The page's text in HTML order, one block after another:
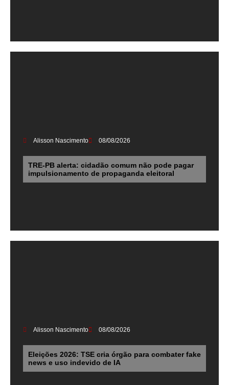
Alisson Nascimento 08/08/2026
TRE-PB alerta: cidadão comum não pode pagar
impulsionamento de propaganda eleitoral
Alisson Nascimento 08/08/2026
Eleições 2026: TSE cria órgão para combater fake
news e uso indevido de IA